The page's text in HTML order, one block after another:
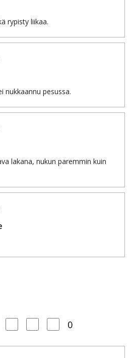
rypisty liikaa.
nukkaannu pesussa.
lakana, nukun paremmin kuin
0